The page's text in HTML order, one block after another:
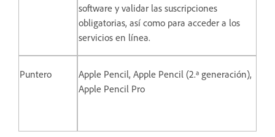
software y validar las suscripciones
obligatorias, así como para acceder a los
servicios en línea.
Puntero
Apple Pencil, Apple Pencil (2.ª generación),
Apple Pencil Pro